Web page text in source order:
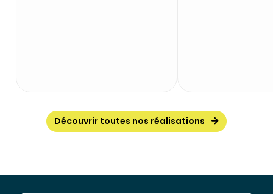
Découvrir toutes nos réalisations